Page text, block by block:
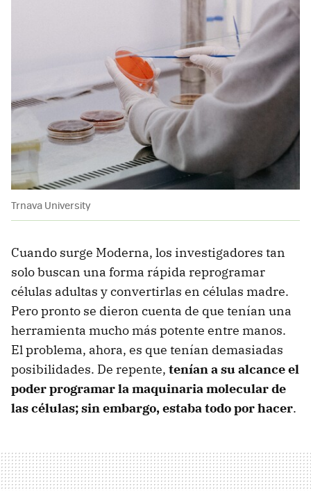
Trnava University
Cuando surge Moderna, los investigadores tan
solo buscan una forma rápida reprogramar
células adultas y convertirlas en células madre.
Pero pronto se dieron cuenta de que tenían una
herramienta mucho más potente entre manos.
El problema, ahora, es que tenían demasiadas
posibilidades. De repente, tenían a su alcance el
poder programar la maquinaria molecular de
las células; sin embargo, estaba todo por hacer.